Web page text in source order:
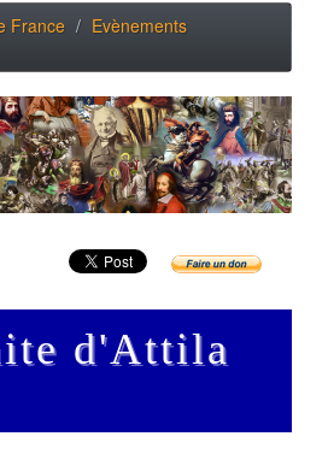
France
Evènements
d'Attila